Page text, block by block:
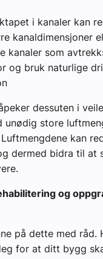
i kanaler kan
kanaldimensjoner
kanaler som
og bruk naturlige
dessuten i
unødig store
kan
dermed bidra til at
og
på dette med råd.
for at ditt bygg